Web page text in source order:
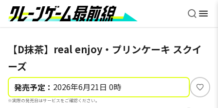
【D抹茶】real enjoy・プリンケーキ スクイ
ーズ
発売予定： 2026年6月21日 0時
※実際の発売日はサービスをご確認ください。
い